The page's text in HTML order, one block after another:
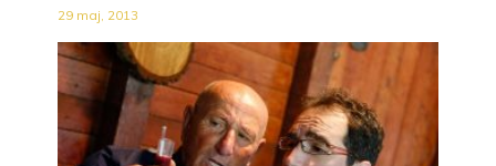
29 maj, 2013